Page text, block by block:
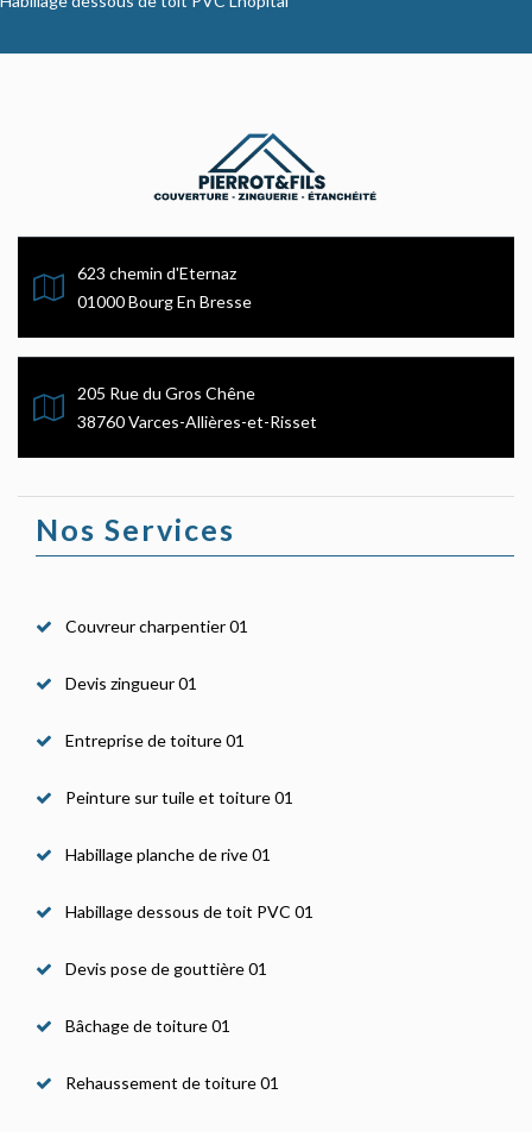
623 chemin d'Eternaz
01000 Bourg En Bresse
205 Rue du Gros Chêne
38760 Varces-Allières-et-Risset
Nos Services
Couvreur charpentier 01
Devis zingueur 01
Entreprise de toiture 01
Peinture sur tuile et toiture 01
Habillage planche de rive 01
Habillage dessous de toit PVC 01
Devis pose de gouttière 01
Bâchage de toiture 01
Rehaussement de toiture 01